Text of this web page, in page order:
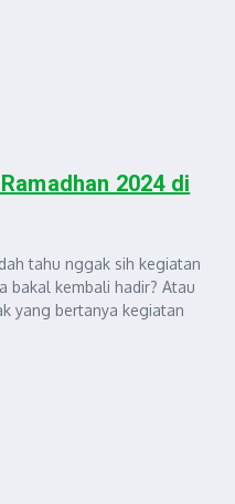
2024 di
tahu nggak sih kegiatan
bakal kembali hadir? Atau
yang bertanya kegiatan